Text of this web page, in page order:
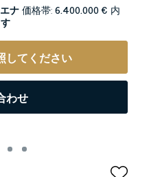
ナ価格帯:6.400.000 € 内
してください
わせ